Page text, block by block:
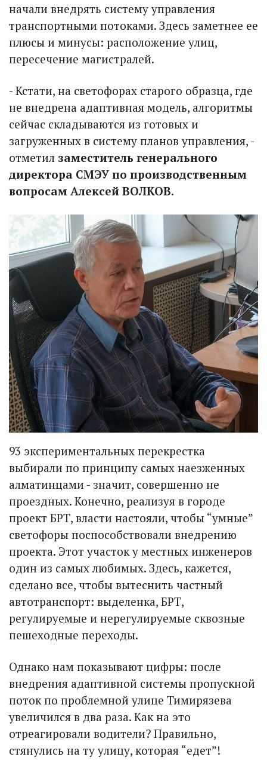
начали внедрять систему управления
транспортными потоками. Здесь заметнее ее
плюсы и минусы: расположение улиц,
пересечение магистралей.
- Кстати, на светофорах старого образца, где
не внедрена адаптивная модель, алгоритмы
сейчас складываются из готовых и
загруженных в систему планов управления, -
отметил заместитель генерального
директора СМЭУ по производственным
вопросам Алексей ВОЛКОВ.
93 экспериментальных перекрестка
выбирали по принципу самых наезженных
алматинцами - значит, совершенно не
проездных. Конечно, реализуя в городе
проект БРТ, власти настояли, чтобы “умные”
светофоры поспособствовали внедрению
проекта. Этот участок у местных инженеров
один из самых любимых. Здесь, кажется,
сделано все, чтобы вытеснить частный
автотранспорт: выделенка, БРТ,
регулируемые и нерегулируемые сквозные
пешеходные переходы.
Однако нам показывают цифры: после
внедрения адаптивной системы пропускной
поток по проблемной улице Тимирязева
увеличился в два раза. Как на это
отреагировали водители? Правильно,
стянулись на ту улицу, которая “едет”!